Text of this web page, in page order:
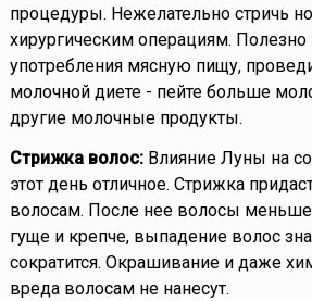
процедуры. Нежелательно стричь
хирургическим операциям. Полезно
употребления мясную пищу,
молочной диете - пейте больше
другие молочные продукты.
Стрижка волос:Влияние Луны на
этот день отличное. Стрижка
волосам. После нее волосы меньше
гуще и крепче, выпадение волос
сократится. Окрашивание и даже
вреда волосам не нанесут.